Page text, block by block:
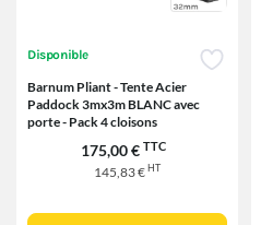
Disponible
Barnum Pliant - Tente Acier
Paddock 3mx3m BLANC avec
porte - Pack 4 cloisons
175,00 € TTC
145,83 € HT